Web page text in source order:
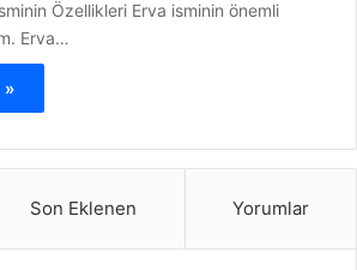
Özellikleri Erva isminin önemli
Erva…
»
Son Eklenen Yorumlar